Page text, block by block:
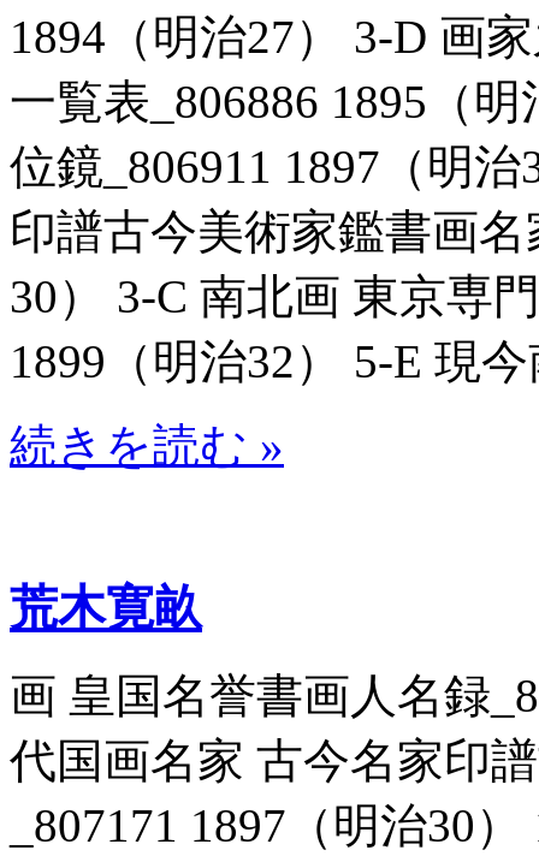
1894（明治27） 3-D 画
一覧表_806886 1895（
位鏡_806911 1897（明
印譜古今美術家鑑書画名
30） 3-C 南北画 東京専
1899（明治32） 5-E 現
続きを読む »
荒木寛畝
画 皇国名誉書画人名録
代国画名家 古今名家印
_807171 1897（明治30